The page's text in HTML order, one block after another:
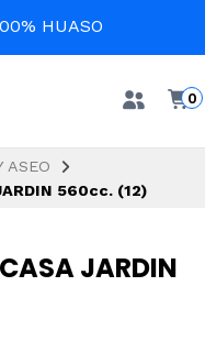
HUASO
0
ASEO
560cc. (12)
JARDIN